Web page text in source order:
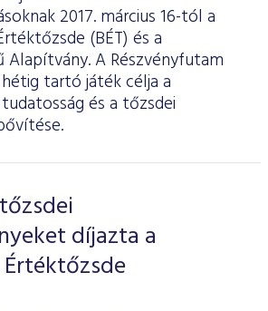
2017. március 16-tól a
(BÉT) és a
Alapítvány. A Részvényfutam
tartó játék célja a
és a tőzsdei
díjazta a